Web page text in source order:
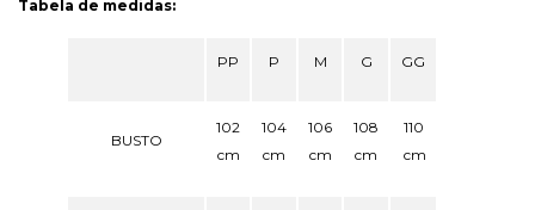
Tabela de medidas:
PP P M G GG
BUSTO
102
cm
104
cm
106
cm
108
cm
110
cm